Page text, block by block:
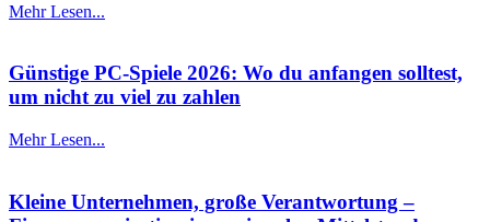
Mehr Lesen...
Günstige PC-Spiele 2026: Wo du anfangen solltest,
um nicht zu viel zu zahlen
Mehr Lesen...
Kleine Unternehmen, große Verantwortung –